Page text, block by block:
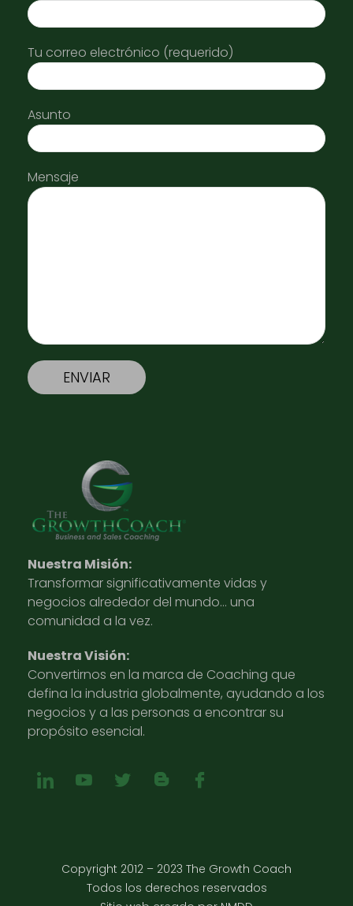
Tu correo electrónico (requerido)
Asunto
Mensaje
Nuestra Misión:
Transformar significativamente vidas y
negocios alrededor del mundo… una
comunidad a la vez.
Nuestra Visión:
Convertirnos en la marca de Coaching que
defina la industria globalmente, ayudando a los
negocios y a las personas a encontrar su
propósito esencial.
Copyright 2012 – 2023 The Growth Coach
Todos los derechos reservados